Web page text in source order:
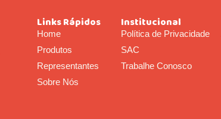
Links Rápidos
Home
Produtos
Representantes
Sobre Nós
Institucional
Política de Privacidade
SAC
Trabalhe Conosco